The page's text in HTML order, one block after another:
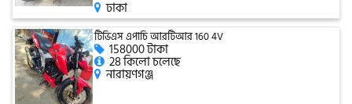
গ্রীন টাইগার (Green Tiger)
ঢাকা
টিভিএস এপাচি আরটিআর 160 4V
158000 টাকা
28 কিলো চলেছে
নারায়ণগঞ্জ